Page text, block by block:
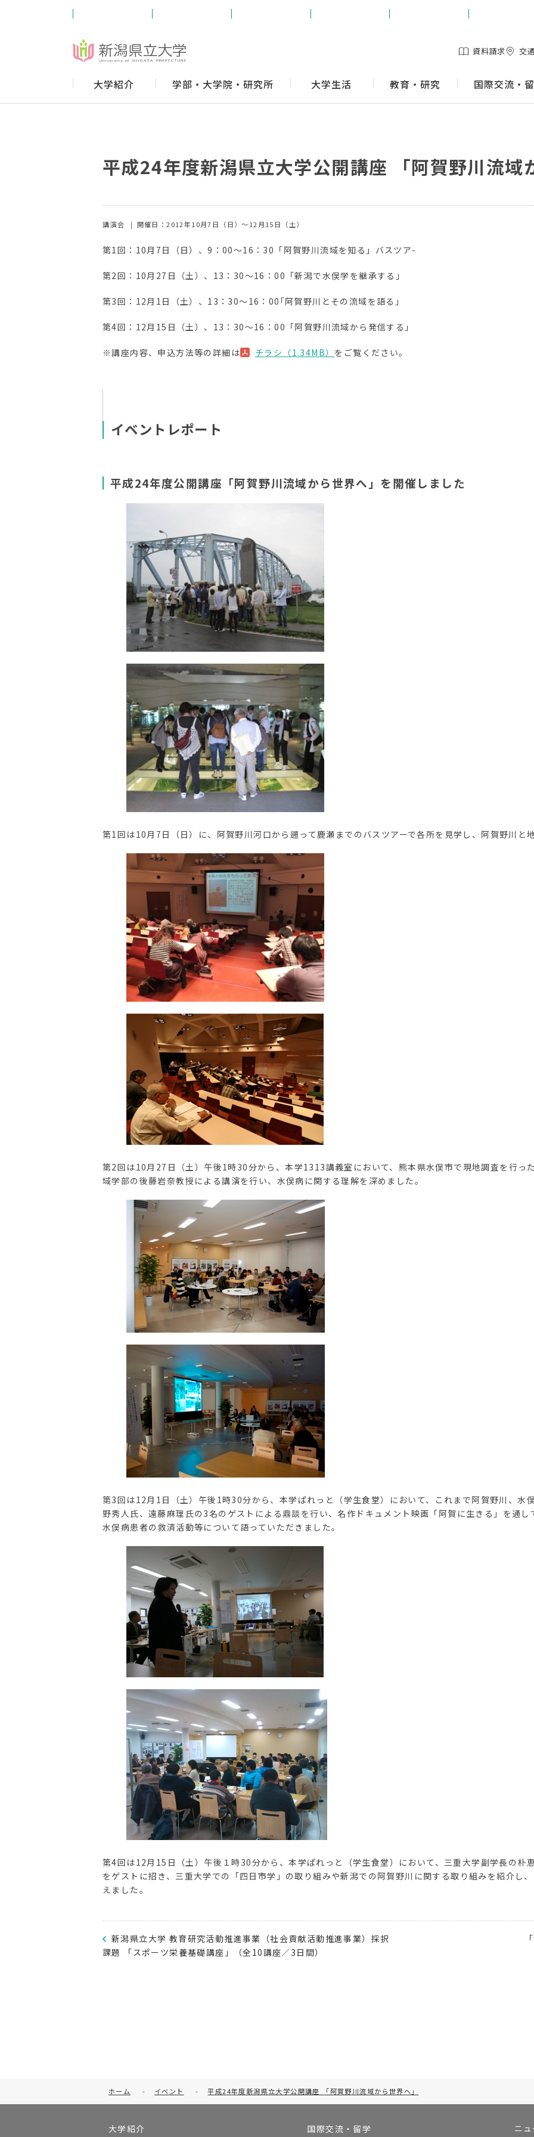
資料請求 交
大学紹介 学部・大学院・研究所 大学生活 教育・研究 国際交流・
平成24年度新潟県立大学公開講座 「阿賀野川流域
講演会 開催日：2012年10月7日（日）～12月15日（土）
第1回：10月7日（日）、9：00〜16：30「阿賀野川流域を知る」バスツア-
第2回：10月27日（土）、13：30〜16：00「新潟で水俣学を継承する」
第3回：12月1日（土）、13：30〜16：00｢阿賀野川とその流域を語る」
第4回：12月15日（土）、13：30〜16：00「阿賀野川流域から発信する」
※講座内容、申込方法等の詳細は チラシ（1.34MB） をご覧ください。
イベントレポート
平成24年度公開講座「阿賀野川流域から世界へ」を開催しました
第1回は10月7日（日）に、阿賀野川河口から遡って鹿瀬までのバスツアーで各所を見学し、阿賀野川と
第2回は10月27日（土）午後1時30分から、本学1313講義室において、熊本県水俣市で現地調査を行っ
域学部の後藤岩奈教授による講演を行い、水俣病に関する理解を深めました。
第3回は12月1日（土）午後1時30分から、本学ぱれっと（学生食堂）において、これまで阿賀野川、水
野秀人氏、遠藤麻理氏の3名のゲストによる鼎談を行い、名作ドキュメント映画「阿賀に生きる」を通
水俣病患者の救済活動等について語っていただきました。
第4回は12月15日（土）午後１時30分から、本学ぱれっと（学生食堂）において、三重大学副学長の朴
をゲストに招き、三重大学での「四日市学」の取り組みや新潟での阿賀野川に関する取り組みを紹介し
えました。
新潟県立大学 教育研究活動推進事業（社会貢献活動推進事業）採択
課題 「スポーツ栄養基礎講座」（全10講座／3日間）
ホーム - イベント - 平成24年度新潟県立大学公開講座 「阿賀野川流域から世界へ」
大学紹介 国際交流・留学 ニ